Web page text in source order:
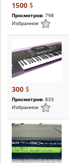
1500 $
Просмотров: 798
Избранное
300 $
Просмотров: 833
Избранное